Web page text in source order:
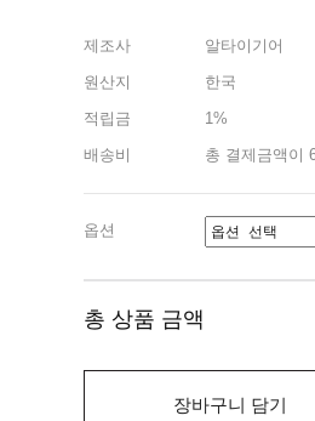
제조사
알타이기어
원산지
한국
적립금
1%
배송비
총 결제금액이
옵션
총 상품 금액
장바구니 담기